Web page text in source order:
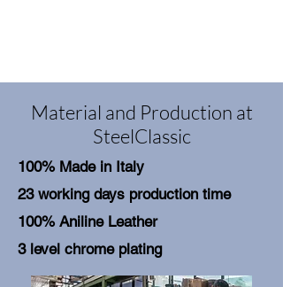
Material and Production at
SteelClassic
100% Made in Italy
23 working days production time
100% Aniline Leather
3 level chrome plating